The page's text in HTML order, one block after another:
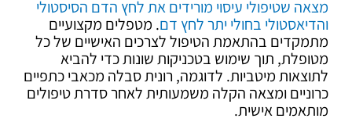
מצאה שטיפולי עיסוי מורידים את לחץ הדם הסיסטולי
והדיאסטולי בחולי יתר לחץ דם. מטפלים מקצועיים
מתמקדים בהתאמת הטיפול לצרכים האישיים של כל
מטופלת, תוך שימוש בטכניקות שונות כדי להביא
לתוצאות מיטביות. לדוגמה, רונית סבלה מכאבי כתפיים
כרוניים ומצאה הקלה משמעותית לאחר סדרת טיפולים
מותאמים אישית.